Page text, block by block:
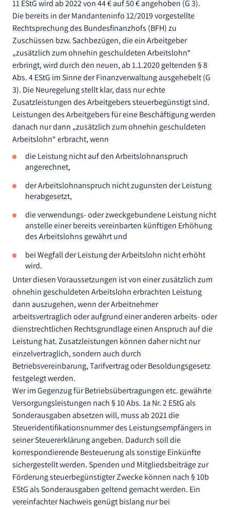
11 EStG wird ab 2022 von 44 € auf 50 € angehoben (G 3).
Die bereits in der Mandanteninfo 12/2019 vorgestellte
Rechtsprechung des Bundesfinanzhofs (BFH) zu
Zuschüssen bzw. Sachbezügen, die ein Arbeitgeber
„zusätzlich zum ohnehin geschuldeten Arbeitslohn“
erbringt, wird durch den neuen, ab 1.1.2020 geltenden § 8
Abs. 4 EStG im Sinne der Finanzverwaltung ausgehebelt (G
3). Die Neuregelung stellt klar, dass nur echte
Zusatzleistungen des Arbeitgebers steuerbegünstigt sind.
Leistungen des Arbeitgebers für eine Beschäftigung werden
danach nur dann „zusätzlich zum ohnehin geschuldeten
Arbeitslohn“ erbracht, wenn
die Leistung nicht auf den Arbeitslohnanspruch
angerechnet,
der Arbeitslohnanspruch nicht zugunsten der Leistung
herabgesetzt,
die verwendungs- oder zweckgebundene Leistung nicht
anstelle einer bereits vereinbarten künftigen Erhöhung
des Arbeitslohns gewährt und
bei Wegfall der Leistung der Arbeitslohn nicht erhöht
wird.
Unter diesen Voraussetzungen ist von einer zusätzlich zum
ohnehin geschuldeten Arbeitslohn erbrachten Leistung
dann auszugehen, wenn der Arbeitnehmer
arbeitsvertraglich oder aufgrund einer anderen arbeits- oder
dienstrechtlichen Rechtsgrundlage einen Anspruch auf die
Leistung hat. Zusatzleistungen können daher nicht nur
einzelvertraglich, sondern auch durch
Betriebsvereinbarung, Tarifvertrag oder Besoldungsgesetz
festgelegt werden.
Wer im Gegenzug für Betriebsübertragungen etc. gewährte
Versorgungsleistungen nach § 10 Abs. 1a Nr. 2 EStG als
Sonderausgaben absetzen will, muss ab 2021 die
Steueridentifikationsnummer des Leistungsempfängers in
seiner Steuererklärung angeben. Dadurch soll die
korrespondierende Besteuerung als sonstige Einkünfte
sichergestellt werden. Spenden und Mitgliedsbeiträge zur
Förderung steuerbegünstigter Zwecke können nach § 10b
EStG als Sonderausgaben geltend gemacht werden. Ein
vereinfachter Nachweis genügt bislang nur bei